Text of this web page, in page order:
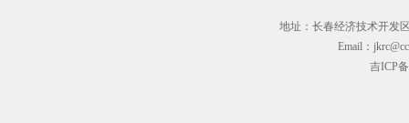
地址：长春经济技术开发
Email：
吉ICP